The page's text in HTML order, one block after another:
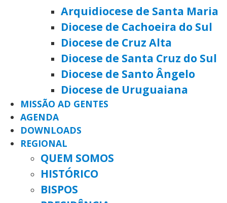
Arquidiocese de Santa Maria
Diocese de Cachoeira do Sul
Diocese de Cruz Alta
Diocese de Santa Cruz do Sul
Diocese de Santo Ângelo
Diocese de Uruguaiana
MISSÃO AD GENTES
AGENDA
DOWNLOADS
REGIONAL
QUEM SOMOS
HISTÓRICO
BISPOS